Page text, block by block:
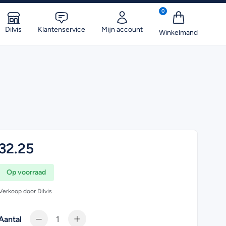
Dilvis Klantenservice Mijn account
0
Op voorraad
door Dilvis